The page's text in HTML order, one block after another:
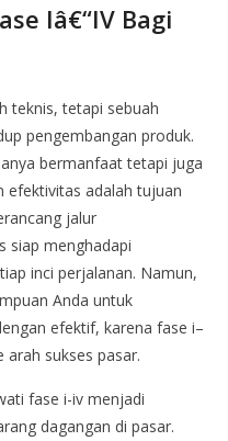
Iâ€“IV Bagi
teknis, tetapi sebuah
pengembangan produk.
bermanfaat tetapi juga
efektivitas adalah tujuan
jalur
siap menghadapi
inci perjalanan. Namun,
Anda untuk
efektif, karena fase i–
sukses pasar.
fase i-iv menjadi
dagangan di pasar.